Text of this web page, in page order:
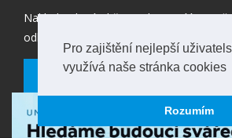
Pro zajištění nejlepší
využívá naše stránka cookies
Rozumím
Nakladatelství Ohře Media rozvíjí svoji
odborné, vědecké literatury.
Více informací o naší činnosti